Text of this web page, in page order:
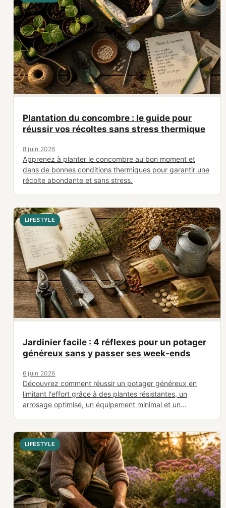
Plantation du concombre : le guide pour
réussir vos récoltes sans stress thermique
8 juin 2026
Apprenez à planter le concombre au bon moment et
dans de bonnes conditions thermiques pour garantir une
récolte abondante et sans stress.
LIFESTYLE
Jardinier facile : 4 réflexes pour un potager
généreux sans y passer ses week-ends
6 juin 2026
Découvrez comment réussir un potager généreux en
limitant l'effort grâce à des plantes résistantes, un
arrosage optimisé, un équipement minimal et un
LIFESTYLE